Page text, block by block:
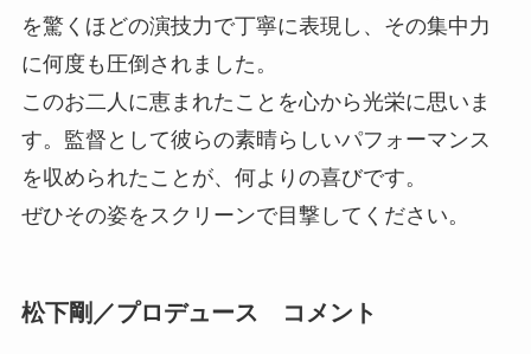
を驚くほどの演技力で丁寧に表現し、その集中力
に何度も圧倒されました。
このお二人に恵まれたことを心から光栄に思いま
す。監督として彼らの素晴らしいパフォーマンス
を収められたことが、何よりの喜びです。
ぜひその姿をスクリーンで目撃してください。
松下剛／プロデュース コメント